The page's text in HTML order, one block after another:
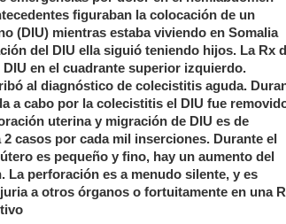
figuraban la colocación de un
(DIU) mientras estaba viviendo en Somalia
del DIU ella siguió teniendo hijos. La Rx
en el cuadrante superior izquierdo.
al diagnóstico de colecistitis aguda.
a cabo por la colecistitis el DIU fue
uterina y migración de DIU es de
casos por cada mil inserciones. Durante el
es pequeño y fino, hay un aumento del
La perforación es a menudo silente, y es
a otros órganos o fortuitamente en una